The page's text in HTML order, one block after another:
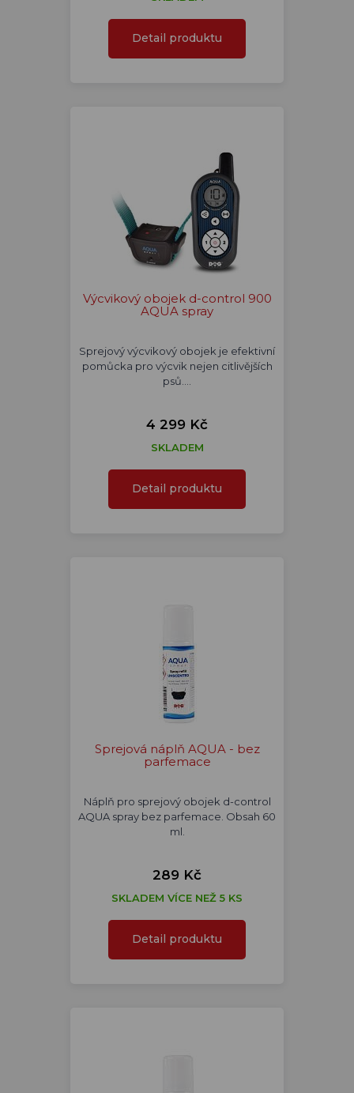
Detail produktu
Výcvikový obojek d-control 900
AQUA spray
Sprejový výcvikový obojek je efektivní
pomůcka pro výcvik nejen citlivějších
psů.…
4 299 Kč
SKLADEM
Detail produktu
Sprejová náplň AQUA - bez
parfemace
Náplň pro sprejový obojek d-control
AQUA spray bez parfemace. Obsah 60
ml.
289 Kč
SKLADEM VÍCE NEŽ 5 KS
Detail produktu